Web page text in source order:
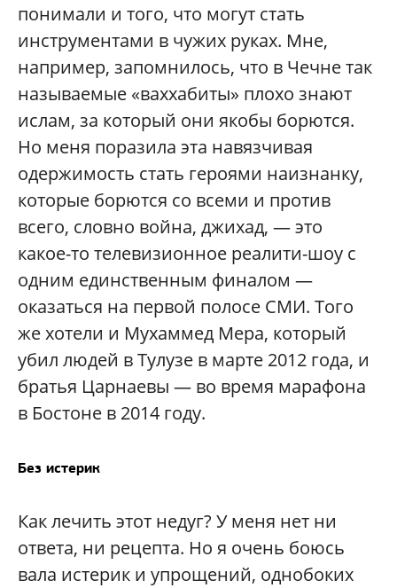
понимали и того, что могут стать
инструментами в чужих руках. Мне,
например, запомнилось, что в Чечне так
называемые «ваххабиты» плохо знают
ислам, за который они якобы борются.
Но меня поразила эта навязчивая
одержимость стать героями наизнанку,
которые борются со всеми и против
всего, словно война, джихад, — это
какое-то телевизионное реалити-шоу с
одним единственным финалом —
оказаться на первой полосе СМИ. Того
же хотели и Мухаммед Мера, который
убил людей в Тулузе в марте 2012 года, и
братья Царнаевы — во время марафона
в Бостоне в 2014 году.
Без истерик
Как лечить этот недуг? У меня нет ни
ответа, ни рецепта. Но я очень боюсь
вала истерик и упрощений, однобоких